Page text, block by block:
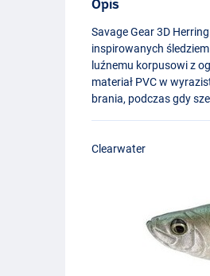
Opis
Savage Gear 3D
inspirowanych
luźnemu korpusowi z
materiał PVCw
brania, podczas gdy
Clearwater